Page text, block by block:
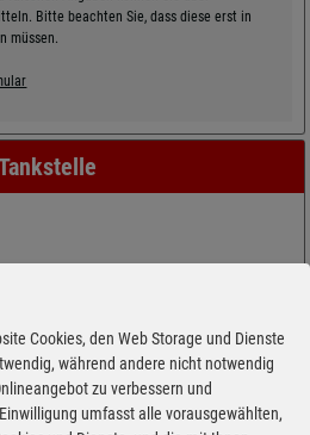
Bitte beachten Sie, dass diese erst in
müssen.
Cookies, den Web Storage und Dienste
während andere nicht notwendig
zu verbessern und
umfasst alle vorausgewählten,